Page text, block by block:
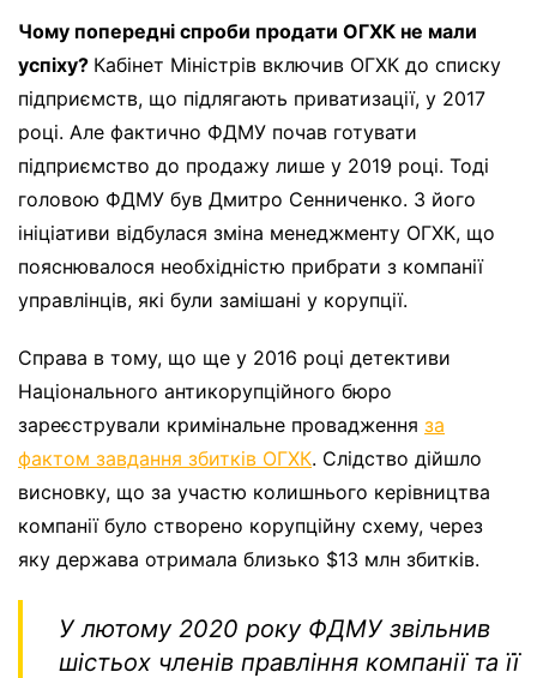
Чому попередні спроби продати ОГХК не мали
успіху? Кабінет Міністрів включив ОГХК до списку
підприємств, що підлягають приватизації, у 2017
році. Але фактично ФДМУ почав готувати
підприємство до продажу лише у 2019 році. Тоді
головою ФДМУ був Дмитро Сенниченко. З його
ініціативи відбулася зміна менеджменту ОГХК, що
пояснювалося необхідністю прибрати з компанії
управлінців, які були замішані у корупції.
Справа в тому, що ще у 2016 році детективи
Національного антикорупційного бюро
зареєстрували кримінальне провадження за
фактом завдання збитків ОГХК. Слідство дійшло
висновку, що за участю колишнього керівництва
компанії було створено корупційну схему, через
яку держава отримала близько $13 млн збитків.
У лютому 2020 року ФДМУ звільнив
шістьох членів правління компанії та її